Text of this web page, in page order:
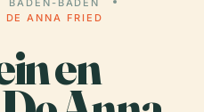
BADEN-BADEN
DE ANNA FRIED
en